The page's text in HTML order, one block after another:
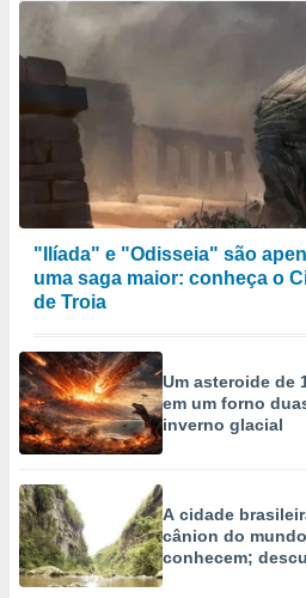
"Ilíada" e "Odisseia" são
uma saga maior: conheça o
de Troia
Um asteroide de
em um forno
inverno glacial
A cidade
cânion do
conhecem;